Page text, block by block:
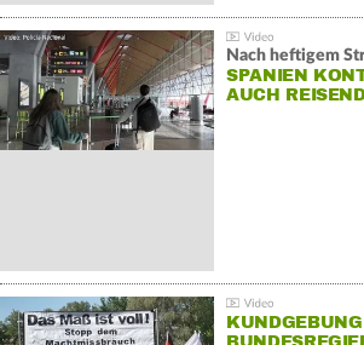
Nach heftigem
SPANIEN
AUCH